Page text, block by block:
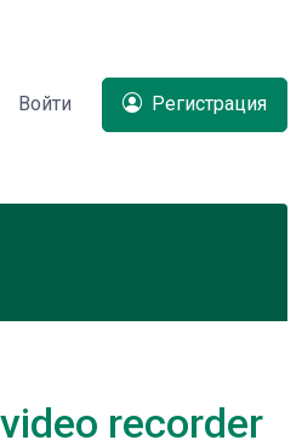
Войти Регистрация
recorder